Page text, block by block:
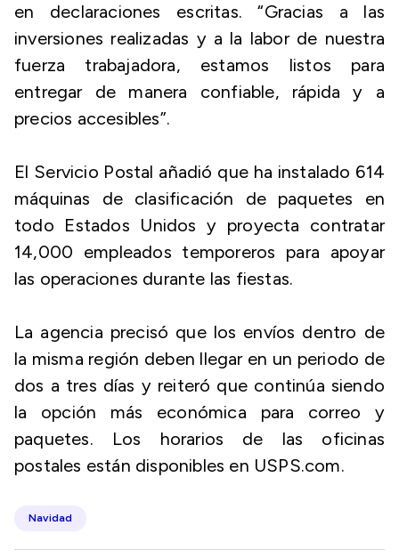
en declaraciones escritas. “Gracias a las
inversiones realizadas y a la labor de nuestra
fuerza trabajadora, estamos listos para
entregar de manera confiable, rápida y a
precios accesibles”.
El Servicio Postal añadió que ha instalado 614
máquinas de clasificación de paquetes en
todo Estados Unidos y proyecta contratar
14,000 empleados temporeros para apoyar
las operaciones durante las fiestas.
La agencia precisó que los envíos dentro de
la misma región deben llegar en un periodo de
dos a tres días y reiteró que continúa siendo
la opción más económica para correo y
paquetes. Los horarios de las oficinas
postales están disponibles en USPS.com.
Navidad